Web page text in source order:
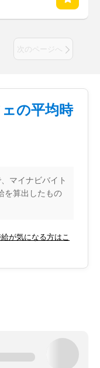
次のページへ
の平均時
マイナビバイト
を算出したもの
が気になる方はこ